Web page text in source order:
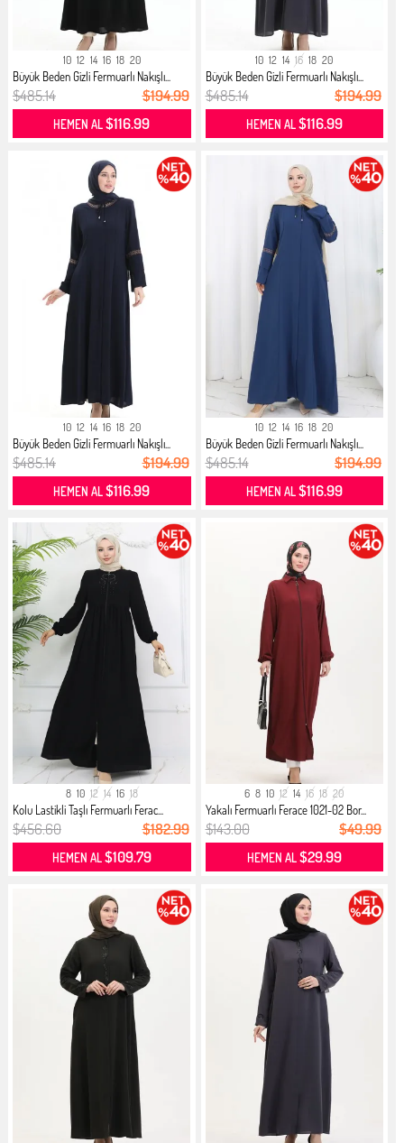
10 12 14 16 18 20
Büyük Beden Gizli Fermuarlı Nakışlı...
$485.14 $194.99
HEMEN AL$116.99
10 12 14 16 18 20
Büyük Beden Gizli Fermuarlı Nakışlı...
$485.14 $194.99
HEMEN AL$116.99
10 12 14 16 18 20
Büyük Beden Gizli Fermuarlı Nakışlı...
$485.14 $194.99
HEMEN AL$116.99
10 12 14 16 18 20
Büyük Beden Gizli Fermuarlı Nakışlı...
$485.14 $194.99
HEMEN AL$116.99
8 10 12 14 16 18
Kolu Lastikli Taşlı Fermuarlı Ferac...
$456.60 $182.99
HEMEN AL$109.79
6 8 10 12 14 16 18 20
Yakalı Fermuarlı Ferace 1021-02 Bor...
$143.00 $49.99
HEMEN AL$29.99